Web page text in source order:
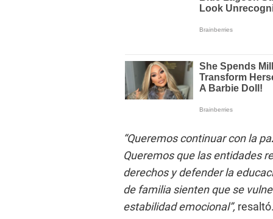
“Queremos continuar con la
Queremos que las entidades
derechos y defender la
de familia sienten que se
estabilidad emocional”,